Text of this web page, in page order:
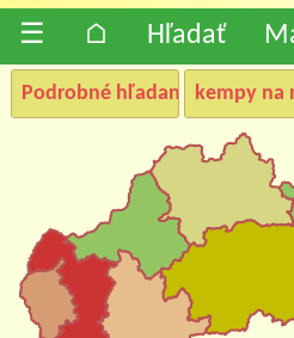
☰ ⌂ Hľadať
Podrobné hľadanie kempy na